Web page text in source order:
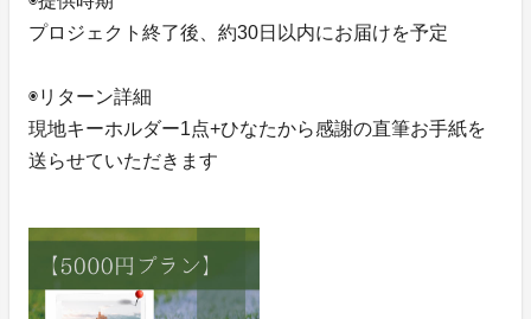
プロジェクト終了後、約30日以内にお届けを予定
◉リターン詳細
現地キーホルダー1点+ひなたから感謝の直筆お手紙を
送らせていただきます